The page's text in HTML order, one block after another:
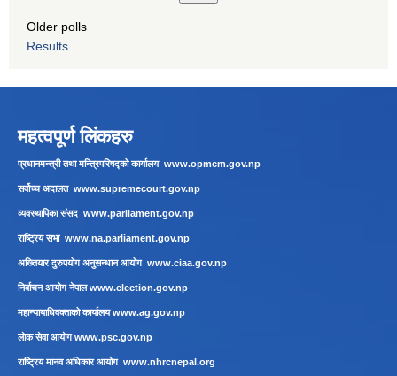
Older polls
Results
महत्वपूर्ण लिंकहरु
प्रधानमन्त्री तथा मन्त्रिपरिषद्को कार्यालय www.opmcm.gov.np
सर्वोच्च अदालत www.supremecourt.gov.np
व्यवस्थापिका संसद www.parliament.gov.np
राष्ट्रिय सभा www.na.parliament.gov.np
अख्तियार दुरुपयोग अनुसन्धान आयोग www.ciaa.gov.np
निर्वाचन आयोग नेपालwww.election.gov.np
महान्यायाधिवक्ताको कार्यालयwww.ag.gov.np
लाेक सेवा आयाेगwww.psc.gov.np
राष्ट्रिय मानव अधिकार आयोग www.nhrcnepal.org